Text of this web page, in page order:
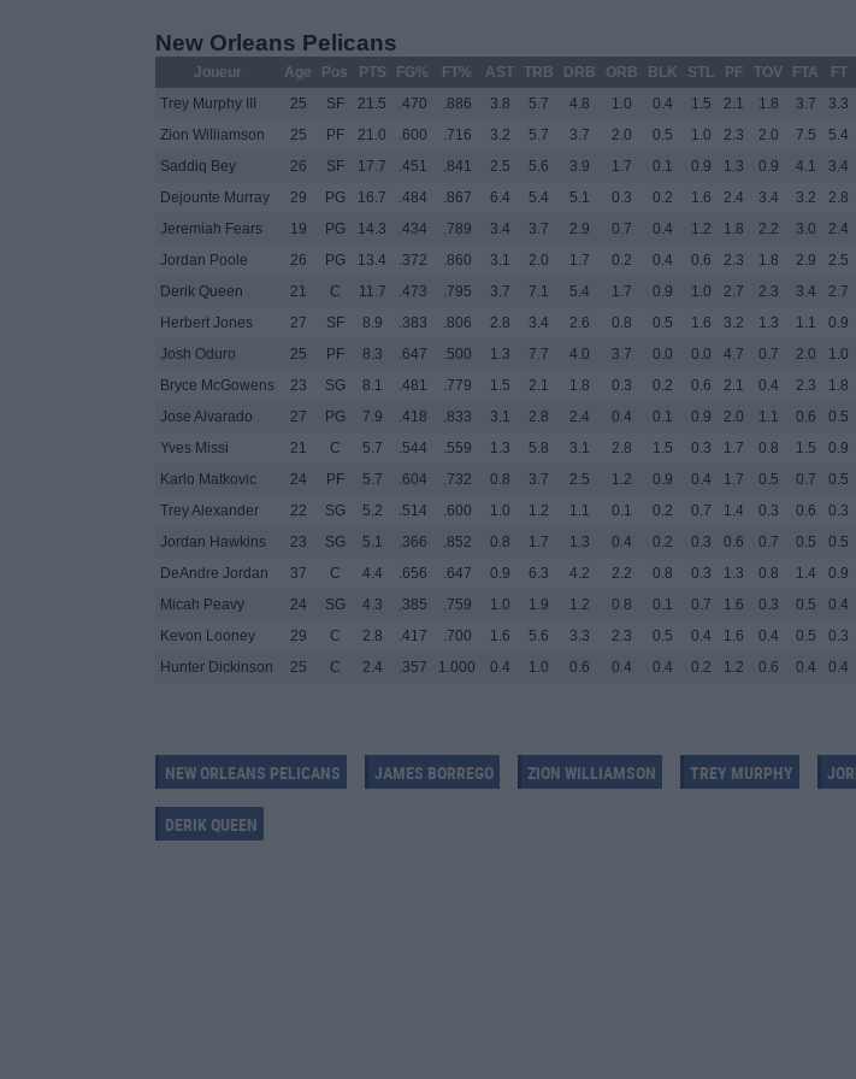
New Orleans Pelicans
Joueur Age Pos PTS FG% FT% AST TRB DRB ORB BLK STL PF TOV FTA FT
Trey Murphy III
25 SF 21.5 .470 .886 3.8 5.7 4.8 1.0 0.4 1.5 2.1 1.8 3.7 3.3
Zion Williamson
25 PF 21.0 .600 .716 3.2 5.7 3.7 2.0 0.5 1.0 2.3 2.0 7.5 5.4
Saddiq Bey
26 SF 17.7 .451 .841 2.5 5.6 3.9 1.7 0.1 0.9 1.3 0.9 4.1 3.4
Dejounte Murray
29 PG 16.7 .484 .867 6.4 5.4 5.1 0.3 0.2 1.6 2.4 3.4 3.2 2.8
Jeremiah Fears
19 PG 14.3 .434 .789 3.4 3.7 2.9 0.7 0.4 1.2 1.8 2.2 3.0 2.4
Jordan Poole
26 PG 13.4 .372 .860 3.1 2.0 1.7 0.2 0.4 0.6 2.3 1.8 2.9 2.5
Derik Queen
21 C 11.7 .473 .795 3.7 7.1 5.4 1.7 0.9 1.0 2.7 2.3 3.4 2.7
Herbert Jones
27 SF 8.9 .383 .806 2.8 3.4 2.6 0.8 0.5 1.6 3.2 1.3 1.1 0.9
Josh Oduro
25 PF 8.3 .647 .500 1.3 7.7 4.0 3.7 0.0 0.0 4.7 0.7 2.0 1.0
Bryce McGowens
23 SG 8.1 .481 .779 1.5 2.1 1.8 0.3 0.2 0.6 2.1 0.4 2.3 1.8
Jose Alvarado
27 PG 7.9 .418 .833 3.1 2.8 2.4 0.4 0.1 0.9 2.0 1.1 0.6 0.5
Yves Missi
21 C 5.7 .544 .559 1.3 5.8 3.1 2.8 1.5 0.3 1.7 0.8 1.5 0.9
Karlo Matkovic
24 PF 5.7 .604 .732 0.8 3.7 2.5 1.2 0.9 0.4 1.7 0.5 0.7 0.5
Trey Alexander
22 SG 5.2 .514 .600 1.0 1.2 1.1 0.1 0.2 0.7 1.4 0.3 0.6 0.3
Jordan Hawkins
23 SG 5.1 .366 .852 0.8 1.7 1.3 0.4 0.2 0.3 0.6 0.7 0.5 0.5
DeAndre Jordan
37 C 4.4 .656 .647 0.9 6.3 4.2 2.2 0.8 0.3 1.3 0.8 1.4 0.9
Micah Peavy
24 SG 4.3 .385 .759 1.0 1.9 1.2 0.8 0.1 0.7 1.6 0.3 0.5 0.4
Kevon Looney
29 C 2.8 .417 .700 1.6 5.6 3.3 2.3 0.5 0.4 1.6 0.4 0.5 0.3
Hunter Dickinson
25 C 2.4 .357 1.000 0.4 1.0 0.6 0.4 0.4 0.2 1.2 0.6 0.4 0.4
NEW ORLEANS PELICANS JAMES BORREGO ZION WILLIAMSON TREY MURPHY
DERIK QUEEN